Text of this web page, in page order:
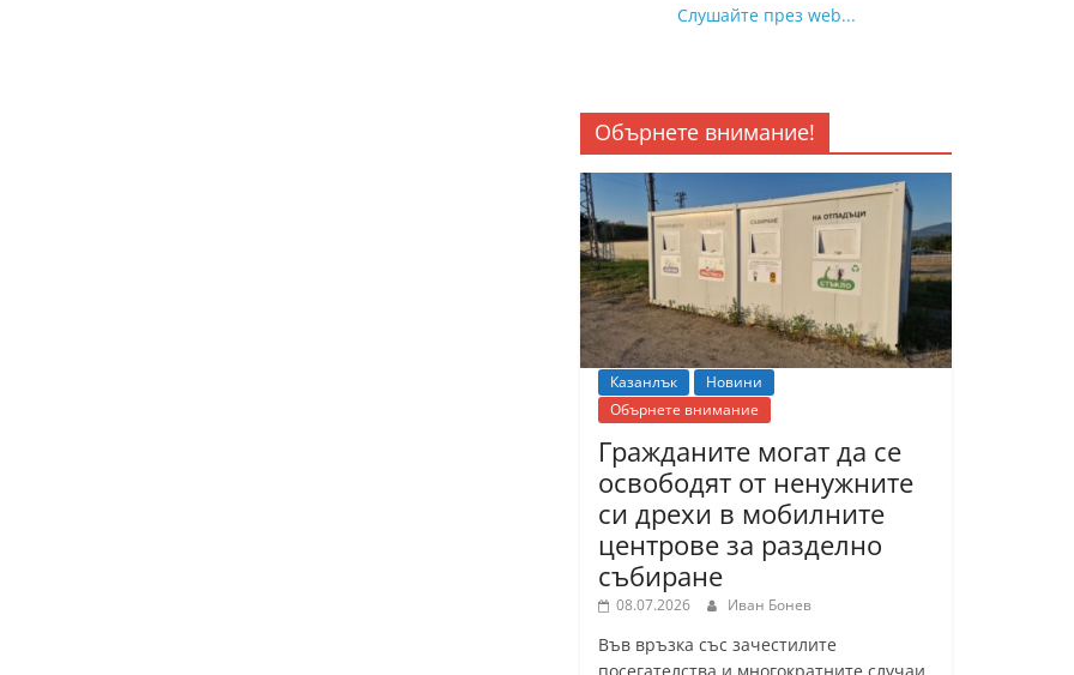
Слушайте през web...
Обърнете внимание!
Казанлък
Новини
Обърнете внимание
Гражданите могат да се
освободят от ненужните
си дрехи в мобилните
центрове за разделно
събиране
08.07.2026 Иван Бонев
Във връзка със зачестилите